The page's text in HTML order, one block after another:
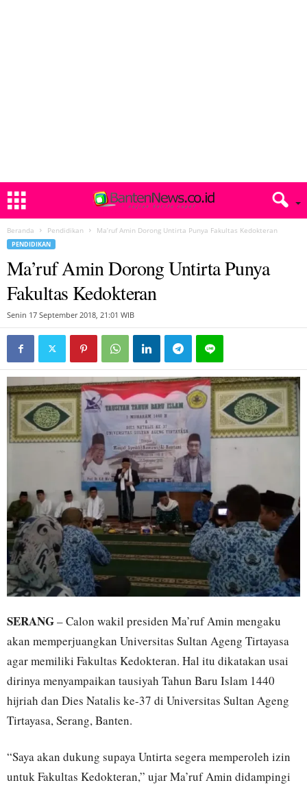
Beranda Pendidikan Ma’ruf Amin Dorong Untirta Punya Fakultas Kedokteran
PENDIDIKAN
Ma’ruf Amin Dorong Untirta Punya
Fakultas Kedokteran
Senin 17 September 2018, 21:01 WIB
SERANG– Calon wakil presiden Ma’ruf Amin mengaku
akan memperjuangkan Universitas Sultan Ageng Tirtayasa
agar memiliki Fakultas Kedokteran. Hal itu dikatakan usai
dirinya menyampaikan tausiyah Tahun Baru Islam 1440
hijriah dan Dies Natalis ke-37 di Universitas Sultan Ageng
Tirtayasa, Serang, Banten.
“Saya akan dukung supaya Untirta segera memperoleh izin
untuk Fakultas Kedokteran,” ujar Ma’ruf Amin didampingi